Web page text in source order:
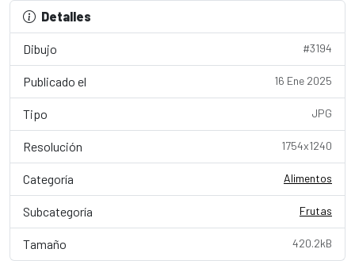
Detalles
Dibujo #3194
Publicado el 16 Ene 2025
Tipo JPG
Resolución 1754x1240
Categoría Alimentos
Subcategoría Frutas
Tamaño 420.2kB